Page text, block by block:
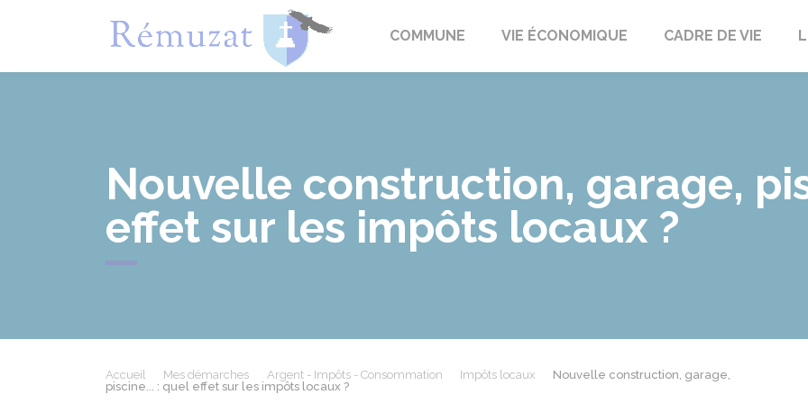
RémuzatCOMMUNE VIE ÉCONOMIQUE CADRE DE VIE
Nouvelle construction, garage,
effet sur les impôts locaux ?
Accueil Mes démarches Argent - Impôts - Consommation Impôts locaux
Nouvelle construction, garage,
piscine... : quel effet sur les impôts locaux ?